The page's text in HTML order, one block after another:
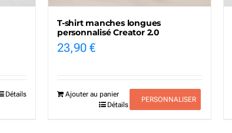
Détails
T-shirt manches longues
personnalisé Creator 2.0
23,90€
Ajouter au panier
PERSONNALISER
Détails